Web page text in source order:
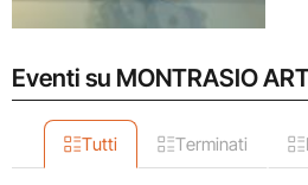
Eventi su MONTRASIO
Tutti Terminati